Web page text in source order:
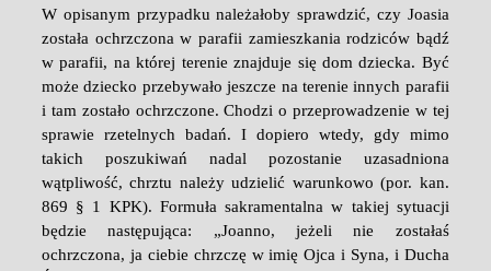
W opisanym przypadku należałoby sprawdzić, czy Joasia
została ochrzczona w parafii zamieszkania rodziców bądź
w parafii, na której terenie znajduje się dom dziecka. Być
może dziecko przebywało jeszcze na terenie innych parafii
i tam zostało ochrzczone. Chodzi o przeprowadzenie w tej
sprawie rzetelnych badań. I dopiero wtedy, gdy mimo
takich poszukiwań nadal pozostanie uzasadniona
wątpliwość, chrztu należy udzielić warunkowo (por. kan.
869 § 1 KPK). Formuła sakramentalna w takiej sytuacji
będzie następująca: „Joanno, jeżeli nie zostałaś
ochrzczona, ja ciebie chrzczę w imię Ojca i Syna, i Ducha